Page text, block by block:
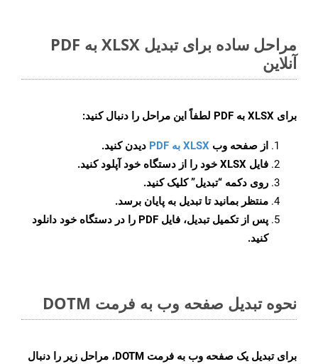
مراحل ساده برای تبدیل XLSX به PDF
آنلاین
برای XLSX به PDF لطفاً این مراحل را دنبال کنید:
از صفحه وب XLSX به PDF
دیدن کنید.
فایل XLSX خود را از دستگاه خود آپلود کنید.
روی دکمه “تبدیل”کلیک کنید.
منتظر بمانید تا تبدیل به پایان برسد.
پس از تکمیل تبدیل، فایل PDF را در دستگاه خود دانلود
کنید.
نحوه تبدیل صفحه وب به فرمت DOTM
برای تبدیل یک صفحه وب به فرمت DOTM، مراحل زیر را دنبال